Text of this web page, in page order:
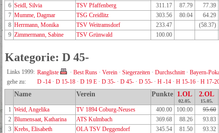
6 Seidl, Silvia TSV Pfaffenberg 311.17 87.79
77.39
7 Mumme, Dagmar TSG Creidlitz 303.56 80.04
64.29
8 Herrmann, Monika TSV Weitramsdorf 233.47
(58.37)
9 Zimmermann, Sabine TSV Grünwald 100.00
Kategorie: D 45-
Links 1999: Rangliste · Best Runs · Verein · Siegerzeiten · Durchschnitt· Bayern-
gehe zu:
D -14 · D 15-18 · D 19 E · D 35- · D 45- · D 55- · H -14 · H 15-16 · H 17-
Name Verein Punkte 1.OL
02.05.
2.OL
15.05.
1 Weid, Angelika TV 1894 Coburg-Neuses 400.00 100.00
95.60
2 Blumensaat, Katharina ATS Kulmbach 369.68 88.26
93.83
3 Krebs, Elisabeth OLA TSV Deggendorf 345.54 81.50
93.32